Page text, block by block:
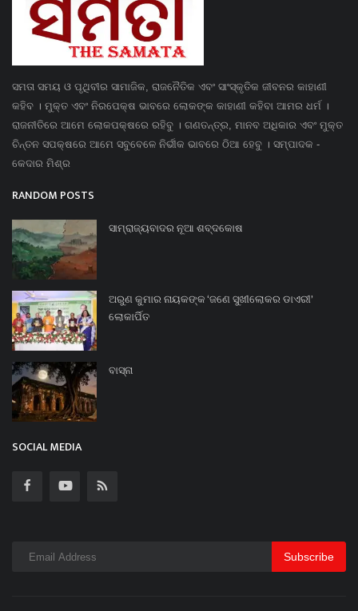
ସମତା ସମୟ ଓ ପୃଥିବୀର ସାମାଜିକ, ରାଜନୈତିକ ଏବଂ ସାଂସ୍କୃତିକ ଜୀବନର କାହାଣୀ
କହିବ । ମୁକ୍ତ ଏବଂ ନିରପେକ୍ଷ ଭାବରେ ଲୋକଙ୍କ କାହାଣୀ କହିବା ଆମର ଧର୍ମ ।
ରାଜନୀତିରେ ଆମେ ଲୋକପକ୍ଷରେ ରହିବୁ । ଗଣତନ୍ତ୍ର, ମାନବ ଅଧିକାର ଏବଂ ମୁକ୍ତ
ଚିନ୍ତନ ସପକ୍ଷରେ ଆମେ ସବୁବେଳେ ନିର୍ଭୀକ ଭାବରେ ଠିଆ ହେବୁ । ସମ୍ପାଦକ -
କେଦାର ମିଶ୍ର
RANDOM POSTS
ସାମ୍ରାଜ୍ୟବାଦର ନୂଆ ଶବ୍ଦକୋଷ
ଅରୁଣ କୁମାର ନାୟକଙ୍କ ‘ଜଣେ ସୁଖୀଲୋକର ଡାଏରୀ’
ଲୋକାର୍ପିତ
ବାସ୍ନା
SOCIAL MEDIA
Subscribe